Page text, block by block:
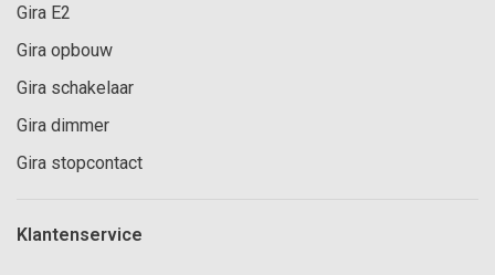
Gira E2
Gira opbouw
Gira schakelaar
Gira dimmer
Gira stopcontact
Klantenservice